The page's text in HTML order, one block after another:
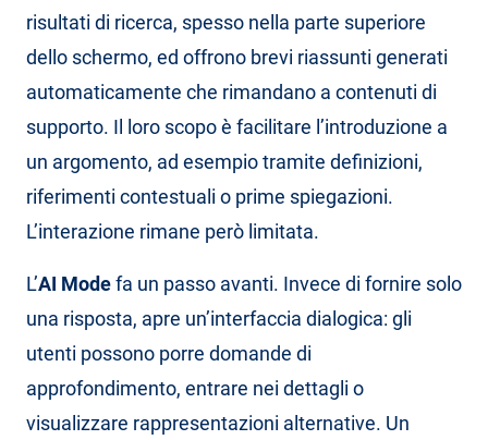
risultati di ricerca, spesso nella parte superiore
dello schermo, ed offrono brevi riassunti generati
automaticamente che rimandano a contenuti di
supporto. Il loro scopo è facilitare l’introduzione a
un argomento, ad esempio tramite definizioni,
riferimenti contestuali o prime spiegazioni.
L’interazione rimane però limitata.
L’AI Modefa un passo avanti. Invece di fornire solo
una risposta, apre un’interfaccia dialogica: gli
utenti possono porre domande di
approfondimento, entrare nei dettagli o
visualizzare rappresentazioni alternative. Un